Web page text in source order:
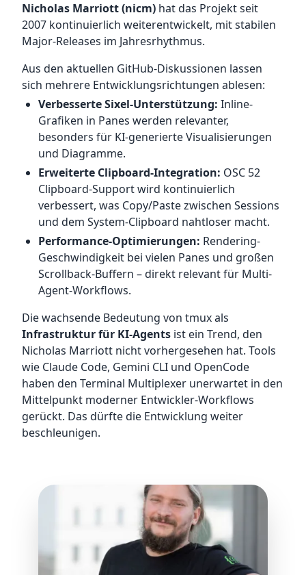
Nicholas Marriott (nicm) hat das Projekt seit
2007 kontinuierlich weiterentwickelt, mit stabilen
Major-Releases im Jahresrhythmus.
Aus den aktuellen GitHub-Diskussionen lassen
sich mehrere Entwicklungsrichtungen ablesen:
Verbesserte Sixel-Unterstützung: Inline-
Grafiken in Panes werden relevanter,
besonders für KI-generierte Visualisierungen
und Diagramme.
Erweiterte Clipboard-Integration: OSC 52
Clipboard-Support wird kontinuierlich
verbessert, was Copy/Paste zwischen Sessions
und dem System-Clipboard nahtloser macht.
Performance-Optimierungen: Rendering-
Geschwindigkeit bei vielen Panes und großen
Scrollback-Buffern – direkt relevant für Multi-
Agent-Workflows.
Die wachsende Bedeutung von tmux als
Infrastruktur für KI-Agents ist ein Trend, den
Nicholas Marriott nicht vorhergesehen hat. Tools
wie Claude Code, Gemini CLI und OpenCode
haben den Terminal Multiplexer unerwartet in den
Mittelpunkt moderner Entwickler-Workflows
gerückt. Das dürfte die Entwicklung weiter
beschleunigen.